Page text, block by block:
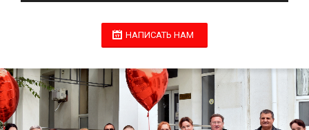
НАПИСАТЬ НАМ